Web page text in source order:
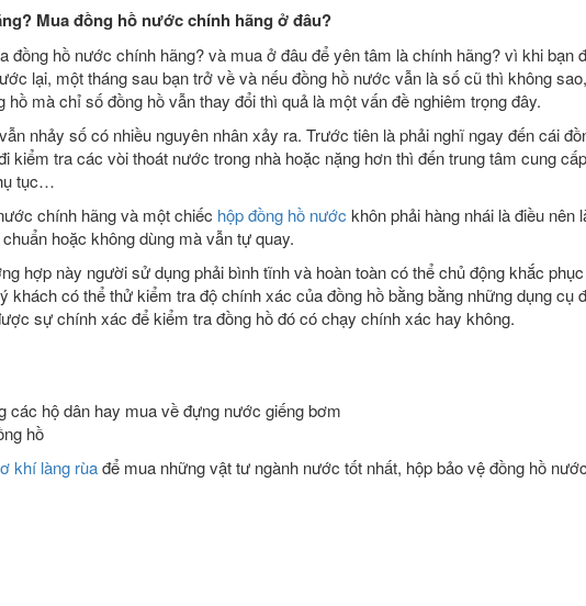
Mua đồng hồ nước chính hãng ở đâu?
đồng hồ nước chính hãng? và mua ở đâu để yên tâm là chính hãng? vì khi bạn
lại, một tháng sau bạn trở về và nếu đồng hồ nước vẫn là số cũ thì không
mà chỉ số đồng hồ vẫn thay đổi thì quả là một vấn đề nghiêm trọng đây.
nhảy số có nhiều nguyên nhân xảy ra. Trước tiên là phải nghĩ ngay đến cái
kiểm tra các vòi thoát nước trong nhà hoặc nặng hơn thì đến trung tâm cung
tục…
chính hãng và một chiếc hộp đồng hồ nước khôn phải hàng nhái là điều nên
hoặc không dùng mà vẫn tự quay.
hợp này người sử dụng phải bình tĩnh và hoàn toàn có thể chủ động khắc
khách có thể thử kiểm tra độ chính xác của đồng hồ bằng bằng những dụng cụ
sự chính xác để kiểm tra đồng hồ đó có chạy chính xác hay không.
các hộ dân hay mua về đựng nước giếng bơm
hồ
khí làng rùađể mua những vật tư ngành nước tốt nhất, hộp bảo vệ đồng hồ